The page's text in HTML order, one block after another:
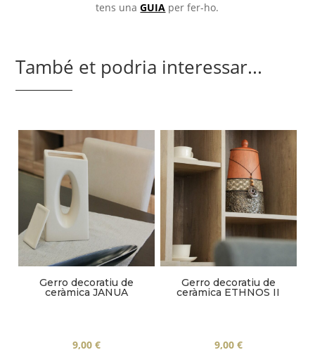
tens unaGUIA per fer-ho.
També et podria interessar...
Gerro decoratiu de
ceràmica JANUA
9,00€
Gerro decoratiu de
ceràmica ETHNOS II
9,00 €